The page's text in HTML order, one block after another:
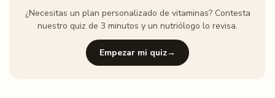
¿Necesitas un plan personalizado de vitaminas? Contesta
nuestro quiz de 3 minutos y un nutriólogo lo revisa.
Empezar mi quiz→